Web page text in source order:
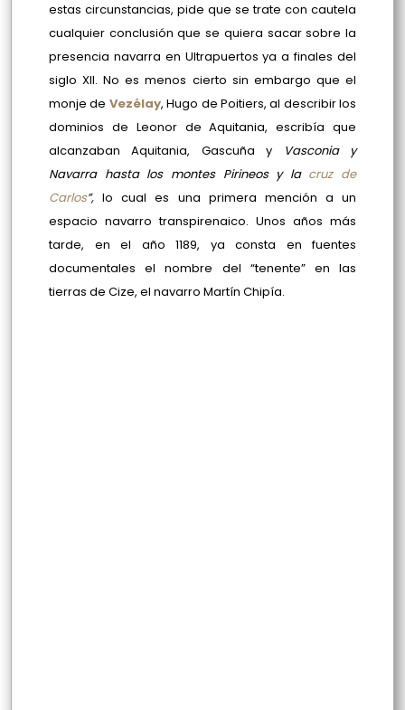
estas circunstancias, pide que se trate con cautela
cualquier conclusión que se quiera sacar sobre la
presencia navarra en Ultrapuertos ya a finales del
siglo XII. No es menos cierto sin embargo que el
monje de Vezélay, Hugo de Poitiers, al describir los
dominios de Leonor de Aquitania, escribía que
alcanzaban Aquitania, Gascuña y
Vasconia y
Navarra hasta los montes Pirineos y la cruz de
Carlos”,lo cual es una primera mención a un
espacio navarro transpirenaico. Unos años más
tarde, en el año 1189, ya consta en fuentes
documentales el nombre del “tenente” en las
tierras de Cize, el navarro Martín Chipía.